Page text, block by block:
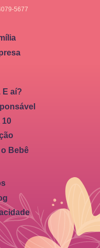
5677
E aí?
10
Bebê